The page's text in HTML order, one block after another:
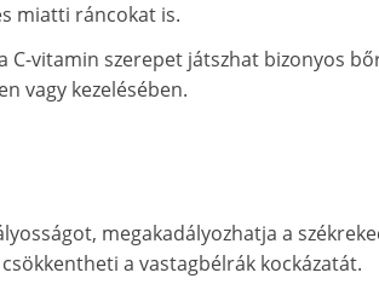
miatti ráncokat is.
vitamin szerepet játszhat bizonyos
vagy kezelésében.
megakadályozhatja a
a vastagbélrák kockázatát.